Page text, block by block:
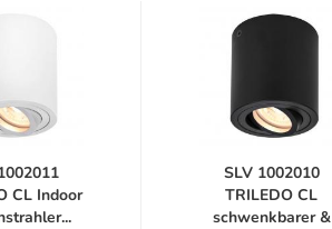
CL Indoor
SLV 1002010
TRILEDO CL
schwenkbarer &